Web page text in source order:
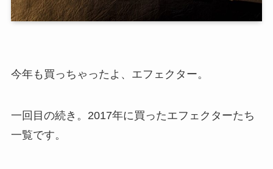
今年も買っちゃったよ、エフェクター。
一回目の続き。2017年に買ったエフェクターたち
一覧です。